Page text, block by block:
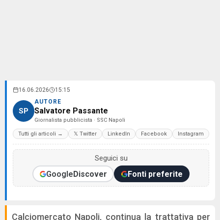
16.06.2026 15:15
SP
AUTORE
Salvatore Passante
Giornalista pubblicista · SSC Napoli
Tutti gli articoli → 𝕏 Twitter LinkedIn Facebook Instagram
Seguici su
GoogleDiscover Fonti preferite
Calciomercato Napoli, continua la trattativa per